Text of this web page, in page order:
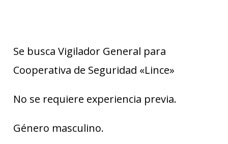
Se busca Vigilador General para
Cooperativa de Seguridad «Lince»
No se requiere experiencia previa.
Género masculino.